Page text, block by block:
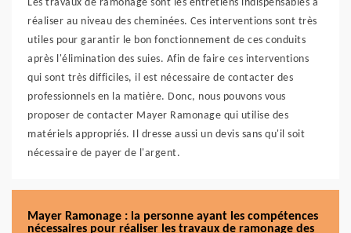
Les travaux de ramonage sont les entretiens indispensables à
réaliser au niveau des cheminées. Ces interventions sont très
utiles pour garantir le bon fonctionnement de ces conduits
après l'élimination des suies. Afin de faire ces interventions
qui sont très difficiles, il est nécessaire de contacter des
professionnels en la matière. Donc, nous pouvons vous
proposer de contacter Mayer Ramonage qui utilise des
matériels appropriés. Il dresse aussi un devis sans qu'il soit
nécessaire de payer de l'argent.
Mayer Ramonage : la personne ayant les compétences
nécessaires pour réaliser les travaux de ramonage des